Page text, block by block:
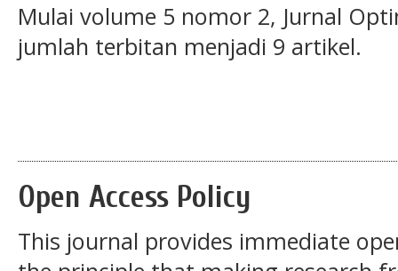
Mulai volume 5 nomor 2, Jurnal
jumlah terbitan menjadi 9 artikel.
Open Access Policy
This journal provides immediate